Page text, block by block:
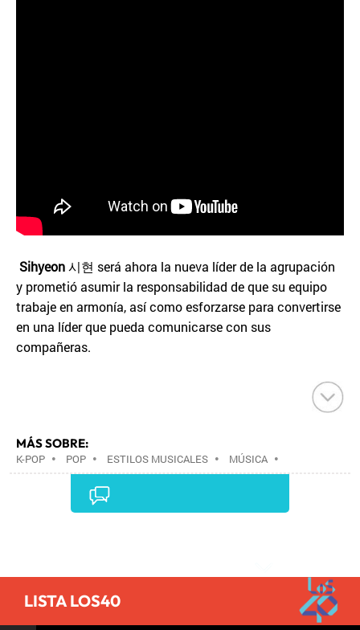
Sihyeon시현 será ahora la nueva líder de la agrupación
y prometió asumir la responsabilidad de que su equipo
trabaje en armonía, así como esforzarse para convertirse
en una líder que pueda comunicarse con sus
compañeras.
MÁS SOBRE:
K-POP • POP • ESTILOS MUSICALES • MÚSICA •
LISTA LOS40